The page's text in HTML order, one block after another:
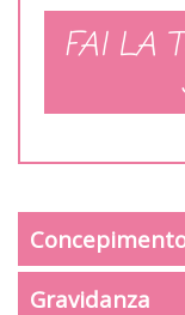
FAI LA
Gravidanza